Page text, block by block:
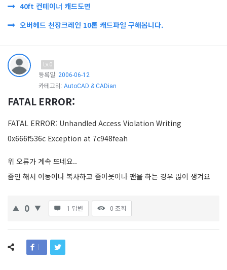
40ft 컨테이너 캐드도면
오버헤드 천장크레인 10톤 캐드파일 구해봅니다.
Lv.0
등록일: 2006-06-12
카테고리: AutoCAD & CADian
FATAL ERROR:
FATAL ERROR: Unhandled Access Violation Writing
0x666f536c Exception at 7c948feah
위 오류가 계속 뜨네요..
줌인 해서 이동이나 복사하고 줌아웃이나 팬을 하는 경우 많이 생겨요
0 1 답변 0 조회